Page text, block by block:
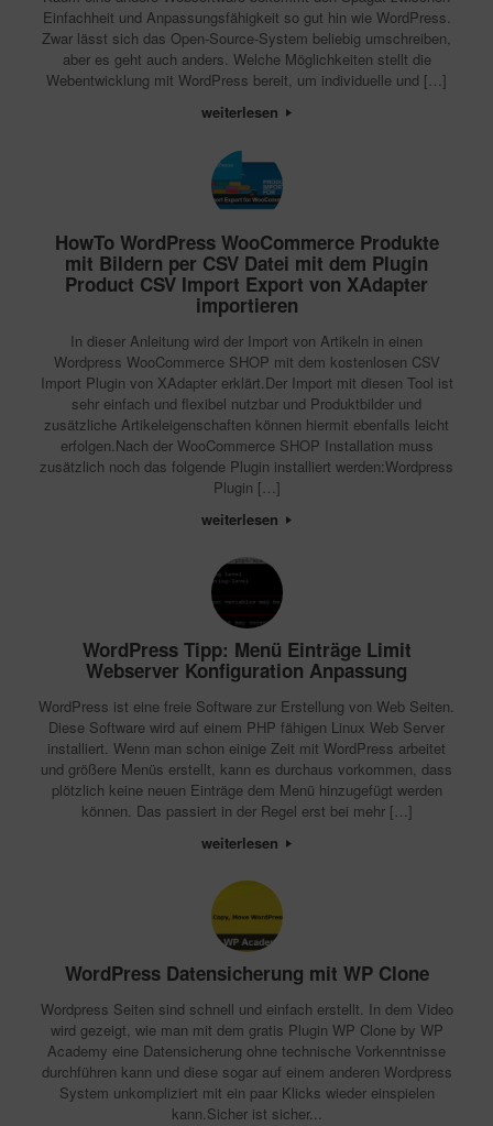
Einfachheit und Anpassungsfähigkeit so gut hin wie WordPress.
Zwar lässt sich das Open-Source-System beliebig umschreiben,
aber es geht auch anders. Welche Möglichkeiten stellt die
Webentwicklung mit WordPress bereit, um individuelle und […]
weiterlesen
HowTo WordPress WooCommerce Produkte
mit Bildern per CSV Datei mit dem Plugin
Product CSV Import Export von XAdapter
importieren
In dieser Anleitung wird der Import von Artikeln in einen
Wordpress WooCommerce SHOP mit dem kostenlosen CSV
Import Plugin von XAdapter erklärt.Der Import mit diesen Tool ist
sehr einfach und flexibel nutzbar und Produktbilder und
zusätzliche Artikeleigenschaften können hiermit ebenfalls leicht
erfolgen.Nach der WooCommerce SHOP Installation muss
zusätzlich noch das folgende Plugin installiert werden:Wordpress
Plugin […]
weiterlesen
WordPress Tipp: Menü Einträge Limit
Webserver Konfiguration Anpassung
WordPress ist eine freie Software zur Erstellung von Web Seiten.
Diese Software wird auf einem PHP fähigen Linux Web Server
installiert. Wenn man schon einige Zeit mit WordPress arbeitet
und größere Menüs erstellt, kann es durchaus vorkommen, dass
plötzlich keine neuen Einträge dem Menü hinzugefügt werden
können. Das passiert in der Regel erst bei mehr […]
weiterlesen
WordPress Datensicherung mit WP Clone
Wordpress Seiten sind schnell und einfach erstellt. In dem Video
wird gezeigt, wie man mit dem gratis Plugin WP Clone by WP
Academy eine Datensicherung ohne technische Vorkenntnisse
durchführen kann und diese sogar auf einem anderen Wordpress
System unkompliziert mit ein paar Klicks wieder einspielen
kann.Sicher ist sicher...